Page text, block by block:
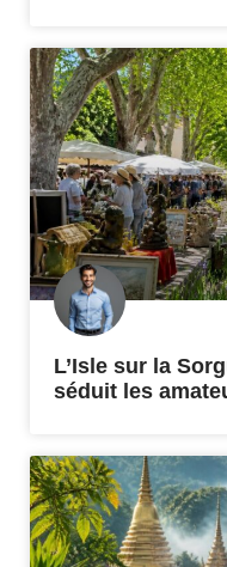
L’Isle sur la
séduit les